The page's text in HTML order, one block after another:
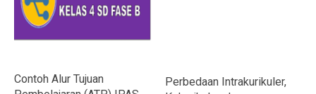
Contoh Alur Tujuan
Perbedaan Intrakurikuler,